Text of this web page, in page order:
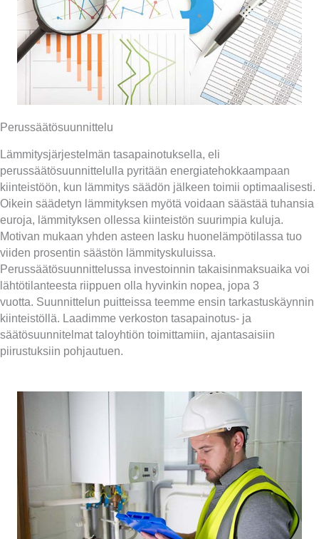
Perussäätösuunnittelu
Lämmitysjärjestelmän tasapainotuksella, eli
perussäätösuunnittelulla pyritään energiatehokkaampaan
kiinteistöön, kun lämmitys säädön jälkeen toimii optimaalisesti.
Oikein säädetyn lämmityksen myötä voidaan säästää tuhansia
euroja, lämmityksen ollessa kiinteistön suurimpia kuluja.
Motivan mukaan yhden asteen lasku huonelämpötilassa tuo
viiden prosentin säästön lämmityskuluissa.
Perussäätösuunnittelussa investoinnin takaisinmaksuaika voi
lähtötilanteesta riippuen olla hyvinkin nopea, jopa 3
vuotta. Suunnittelun puitteissa teemme ensin tarkastuskäynnin
kiinteistöllä. Laadimme verkoston tasapainotus- ja
säätösuunnitelmat taloyhtiön toimittamiin, ajantasaisiin
piirustuksiin pohjautuen.